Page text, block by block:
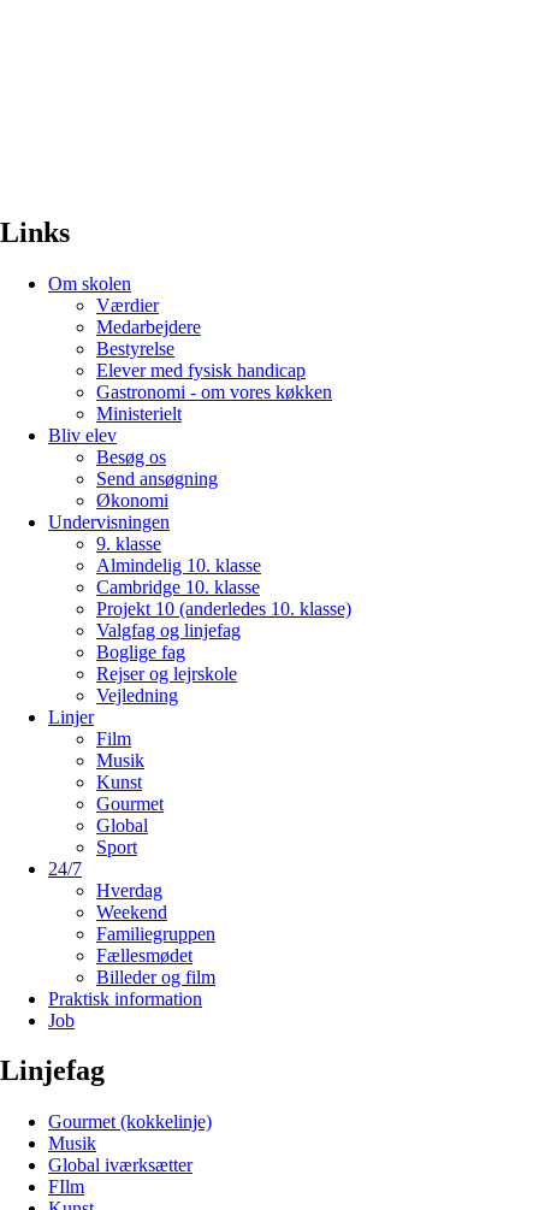
Links
Om skolen
Værdier
Medarbejdere
Bestyrelse
Elever med fysisk handicap
Gastronomi - om vores køkken
Ministerielt
Bliv elev
Besøg os
Send ansøgning
Økonomi
Undervisningen
9. klasse
Almindelig 10. klasse
Cambridge 10. klasse
Projekt 10 (anderledes 10. klasse)
Valgfag og linjefag
Boglige fag
Rejser og lejrskole
Vejledning
Linjer
Film
Musik
Kunst
Gourmet
Global
Sport
24/7
Hverdag
Weekend
Familiegruppen
Fællesmødet
Billeder og film
Praktisk information
Job
Linjefag
Gourmet (kokkelinje)
Musik
Global iværksætter
FIlm